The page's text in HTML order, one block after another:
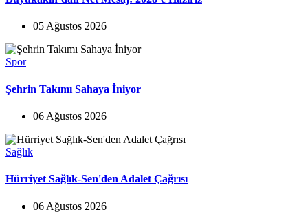
05 Ağustos 2026
Spor
Şehrin Takımı Sahaya İniyor
06 Ağustos 2026
Sağlık
Hürriyet Sağlık-Sen'den Adalet Çağrısı
06 Ağustos 2026